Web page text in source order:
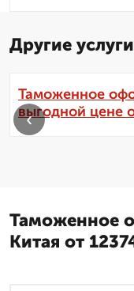
Другие услуги
Таможенное
выгодной цене
‹
Таможенное
Китая от